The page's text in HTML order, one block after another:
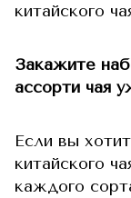
китайского
Закажите
ассорти чая
Если вы
китайского
каждого